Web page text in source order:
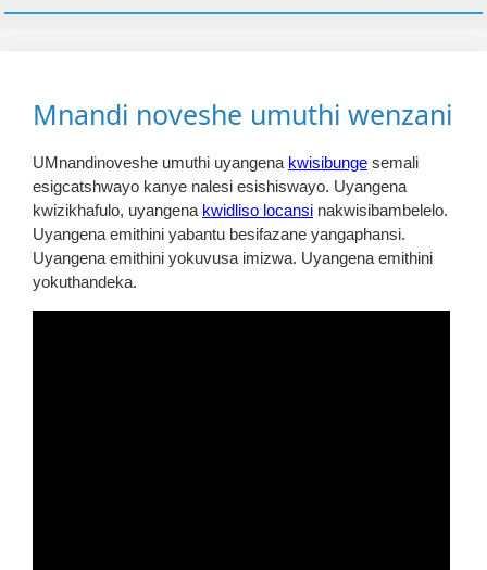
Mnandi noveshe umuthi wenzani
UMnandinoveshe umuthi uyangena kwisibunge semali
esigcatshwayo kanye nalesi esishiswayo. Uyangena
kwizikhafulo, uyangena kwidliso locansi nakwisibambelelo.
Uyangena emithini yabantu besifazane yangaphansi.
Uyangena emithini yokuvusa imizwa. Uyangena emithini
yokuthandeka.